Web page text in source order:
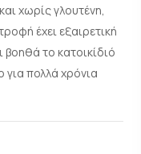
χωρίς γλουτένη,
έχει εξαιρετική
βοηθά το κατοικίδιό
για πολλά χρόνια